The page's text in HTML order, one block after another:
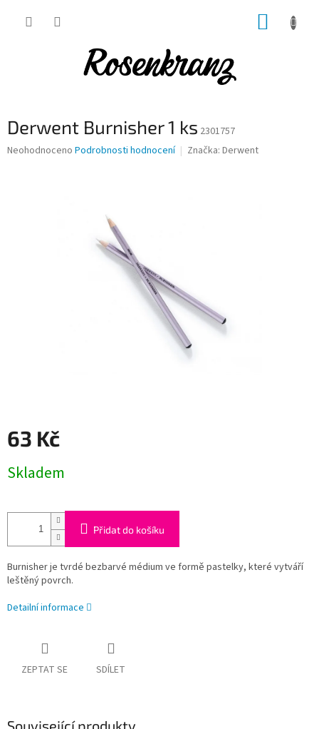
Derwent Burnisher 1 ks 2301757
Průměrné
Neohodnoceno Podrobnosti hodnocení Značka: Derwent
63 Kč
cena:
Skladem
Přidat do košíku
Burnisher je tvrdé bezbarvé médium ve formě pastelky, které vytváří
leštěný povrch.
Detailní informace
ZEPTAT SE SDÍLET
Související produkty